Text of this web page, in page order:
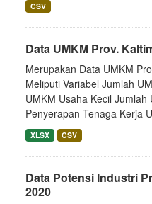
CSV
Data UMKM Prov.
Merupakan Data UMKM
Meliputi Variabel Jumlah
UMKM Usaha Kecil
Penyerapan Tenaga Kerja
XLSX CSV
Data Potensi Industri
2020